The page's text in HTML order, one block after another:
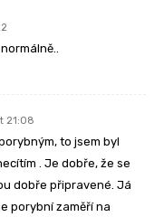
21:08
to jsem byl
. Je dobře, že se
dobře připravené. Já
porybní zaměří na